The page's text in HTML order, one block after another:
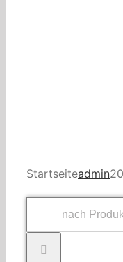
Startseiteadmin